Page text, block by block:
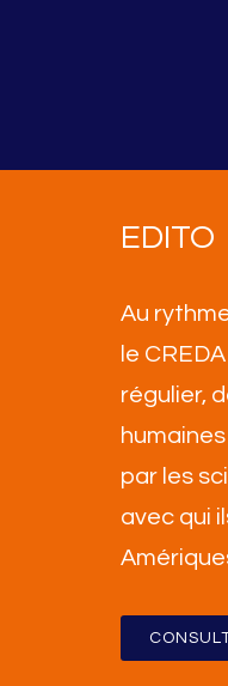
EDITO
Au
le
régulier,
par les
avec qui